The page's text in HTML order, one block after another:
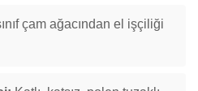
çam ağacından el işçiliği